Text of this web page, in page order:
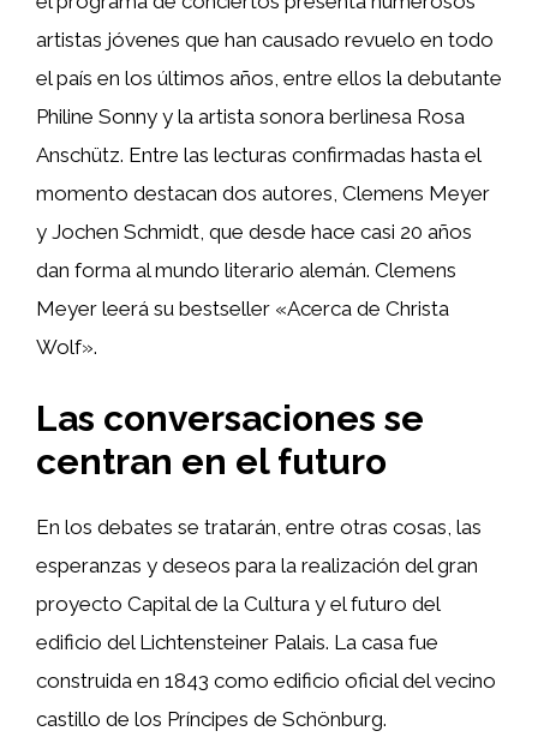
artistas jóvenes que han causado revuelo en todo
el país en los últimos años, entre ellos la debutante
Philine Sonny y la artista sonora berlinesa Rosa
Anschütz. Entre las lecturas confirmadas hasta el
momento destacan dos autores, Clemens Meyer
y Jochen Schmidt, que desde hace casi 20 años
dan forma al mundo literario alemán. Clemens
Meyer leerá su bestseller «Acerca de Christa
Wolf».
Las conversaciones se
centran en el futuro
En los debates se tratarán, entre otras cosas, las
esperanzas y deseos para la realización del gran
proyecto Capital de la Cultura y el futuro del
edificio del Lichtensteiner Palais. La casa fue
construida en 1843 como edificio oficial del vecino
castillo de los Príncipes de Schönburg.